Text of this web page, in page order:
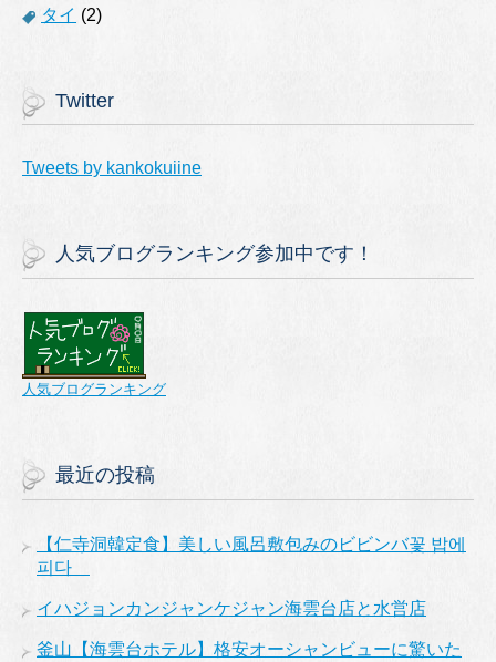
タイ (2)
Twitter
Tweets by kankokuiine
人気ブログランキング参加中です！
人気ブログランキング
最近の投稿
【仁寺洞韓定食】美しい風呂敷包みのビビンバ꽃 밥에
피다
イハジョンカンジャンケジャン海雲台店と水営店
釜山【海雲台ホテル】格安オーシャンビューに驚いた